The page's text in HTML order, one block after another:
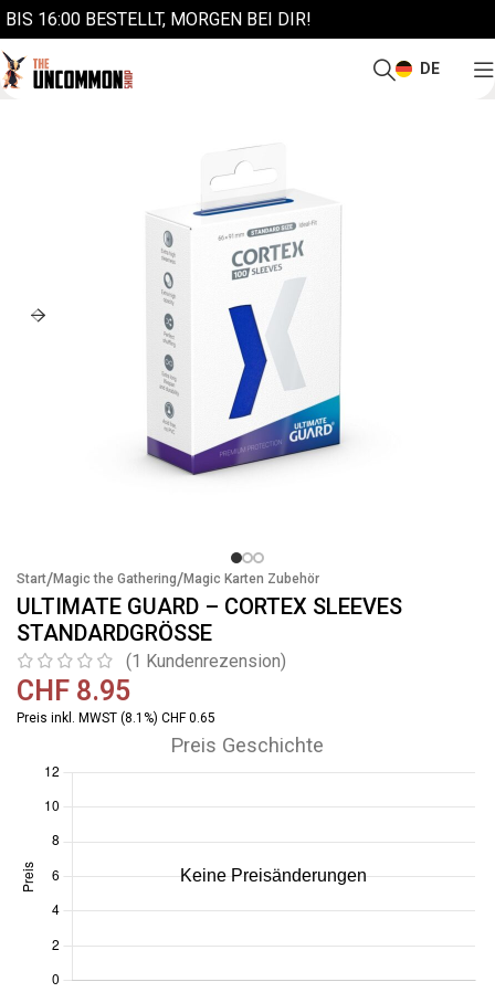
BIS 16:00 BESTELLT, MORGEN BEI DIR!
DE
Start/Magic the Gathering/Magic Karten Zubehör
ULTIMATE GUARD – CORTEX SLEEVES
STANDARDGRÖSSE
(1 Kundenrezension)
CHF 8.95
Preis inkl. MWST (8.1%) CHF 0.65
Preis Geschichte